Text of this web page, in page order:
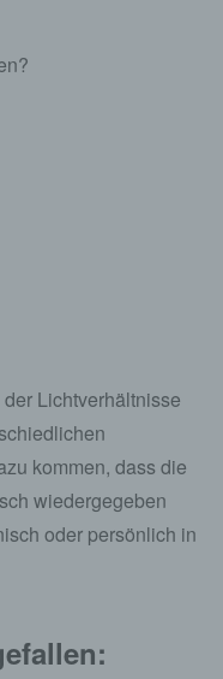
Lichtverhältnisse
kommen, dass die
wiedergegeben
oder persönlich in